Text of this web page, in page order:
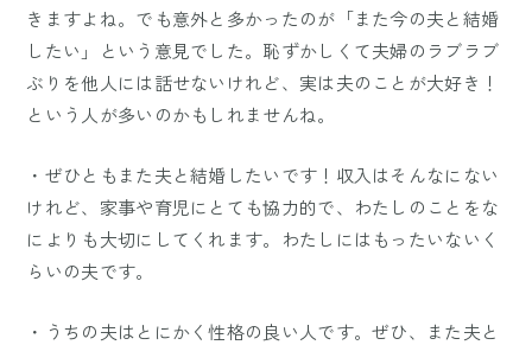
きますよね。でも意外と多かったのが「また今の夫と結婚
したい」という意見でした。恥ずかしくて夫婦のラブラブ
ぶりを他人には話せないけれど、実は夫のことが大好き！
という人が多いのかもしれませんね。
・ぜひともまた夫と結婚したいです！収入はそんなにない
けれど、家事や育児にとても協力的で、わたしのことをな
によりも大切にしてくれます。わたしにはもったいないく
らいの夫です。
・うちの夫はとにかく性格の良い人です。ぜひ、また夫と